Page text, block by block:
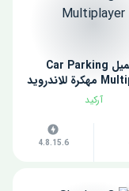
تحميل Car Parking
Multiplayer مهكرة للاندرويد
اخر اصدار
آركيد
4.8.15.6